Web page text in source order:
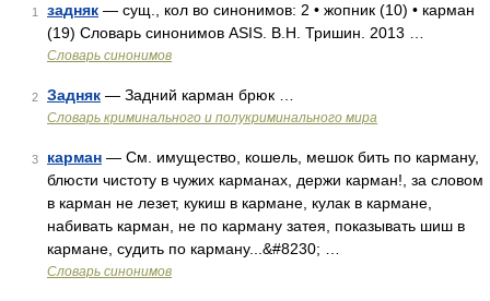
1 задняк — сущ., кол во синонимов: 2 • жопник (10) • карман
(19) Словарь синонимов ASIS. В.Н. Тришин. 2013 …
Словарь синонимов
2 Задняк — Задний карман брюк …
Словарь криминального и полукриминального мира
3 карман — См. имущество, кошель, мешок бить по карману,
блюсти чистоту в чужих карманах, держи карман!, за словом
в карман не лезет, кукиш в кармане, кулак в кармане,
набивать карман, не по карману затея, показывать шиш в
кармане, судить по карману...&#8230; …
Словарь синонимов